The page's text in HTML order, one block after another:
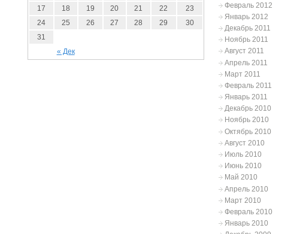
« Дек
17
18 19 20 21 22
23
24
25 26 27 28 29
30
31
Февраль 2012
Январь 2012
Декабрь 2011
Ноябрь 2011
Август 2011
Апрель 2011
Март 2011
Февраль 2011
Январь 2011
Декабрь 2010
Ноябрь 2010
Октябрь 2010
Август 2010
Июль 2010
Июнь 2010
Май 2010
Апрель 2010
Март 2010
Февраль 2010
Январь 2010